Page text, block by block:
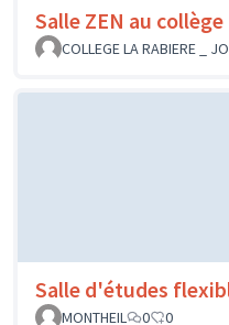
Salle ZEN au
COLLEGE LA RABIERE _
Salle d'études
MONTHEIL
0 0